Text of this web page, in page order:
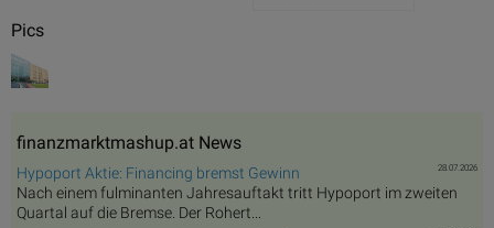
Pics
finanzmarktmashup.at News
28.07.2026
Hypoport Aktie: Financing bremst Gewinn
Nach einem fulminanten Jahresauftakt tritt Hypoport im zweiten
Quartal auf die Bremse. Der Rohert...